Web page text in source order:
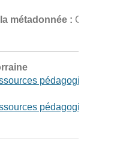
métadonnée : Gérald
pédagogiques
pédagogiques